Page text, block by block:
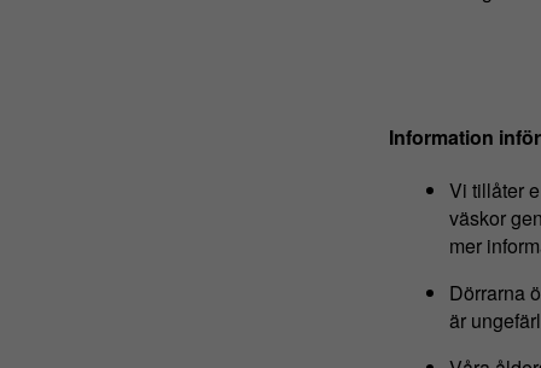
Information
Vi tillåter
väskor
mer
Dörrarna
är